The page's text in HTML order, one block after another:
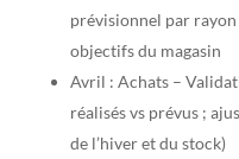
prévisionnel par
objectifs du magasin
Avril : Achats –
réalisés vs prévus ;
de l’hiver et du stock)